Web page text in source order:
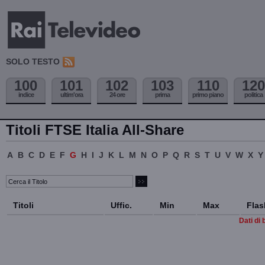
SOLO TESTO
100
indice
101
ultim'ora
102
24 ore
103
prima
110
primo piano
120
politica
Titoli FTSE Italia All-Share
A B C D E F G H I J K L M N O P Q R S T U V W X Y
Titoli Uffic. Min Max
Dati di